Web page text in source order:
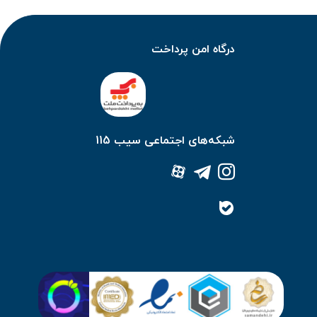
درگاه امن پرداخت
شبکه‌های اجتماعی سیب 115